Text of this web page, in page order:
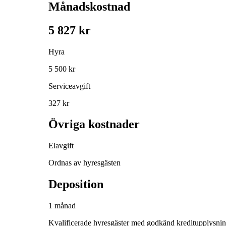
Månadskostnad
5 827 kr
Hyra
5 500 kr
Serviceavgift
327 kr
Övriga kostnader
Elavgift
Ordnas av hyresgästen
Deposition
1 månad
Kvalificerade hyresgäster med godkänd